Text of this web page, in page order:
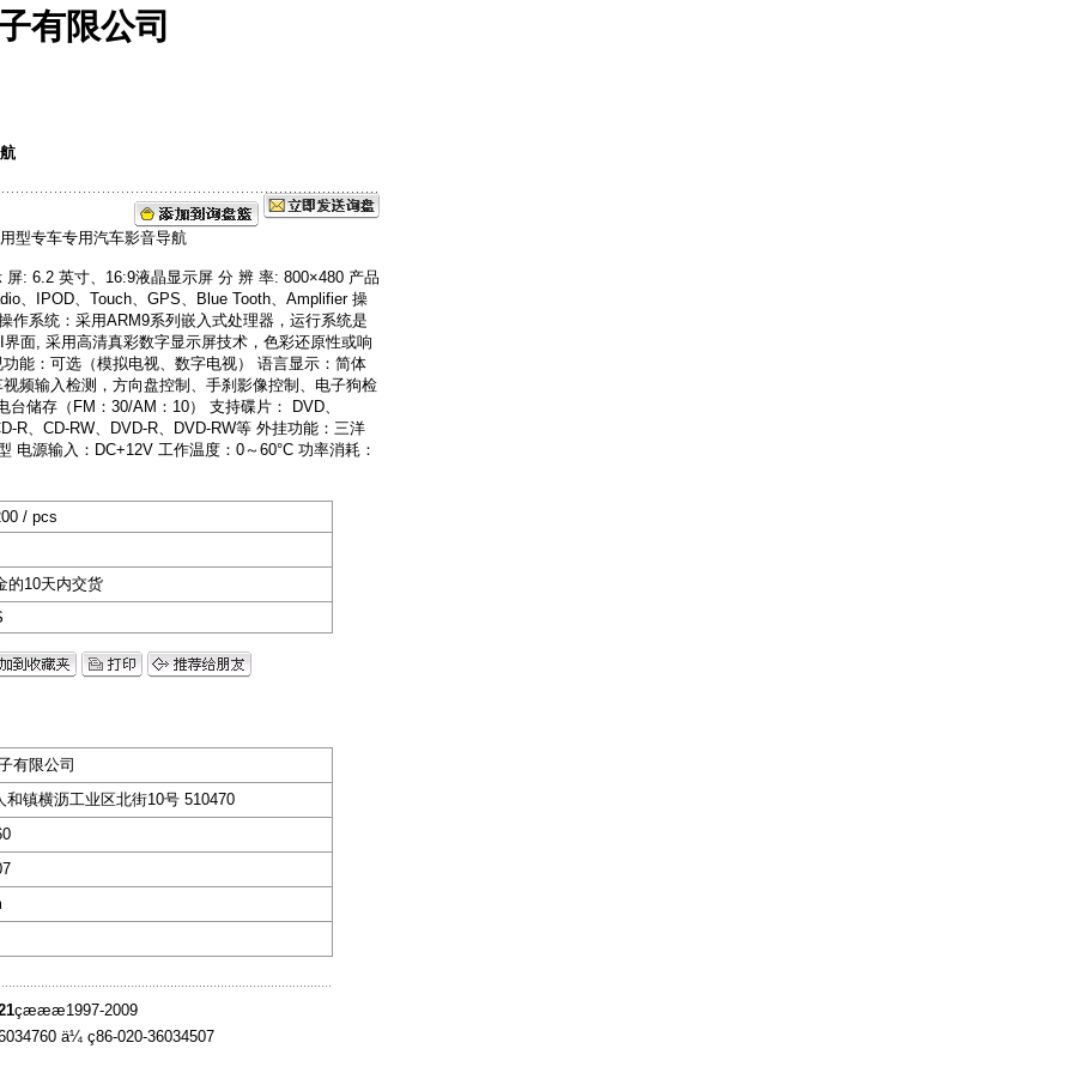
有限公司
: 6.2 英寸、16:9液晶显示屏 分 辨 率: 800×480 产品
、IPOD、Touch、GPS、Blue Tooth、Amplifier 操
作系统：采用ARM9系列嵌入式处理器，运行系统是
面, 采用高清真彩数字显示屏技术，色彩还原性或响
能：可选（模拟电视、数字电视） 语言显示：简体
频输入检测，方向盘控制、手刹影像控制、电子狗检
储存（FM：30/AM：10） 支持碟片： DVD、
R、CD-RW、DVD-R、DVD-RW等 外挂功能：三洋
电源输入：DC+12V 工作温度：0～60°C 功率消耗：
/ pcs
的10天内交货
有限公司
和镇横沥工业区北街10号 510470
çæææ1997-2009
ä¼ ç86-020-36034507